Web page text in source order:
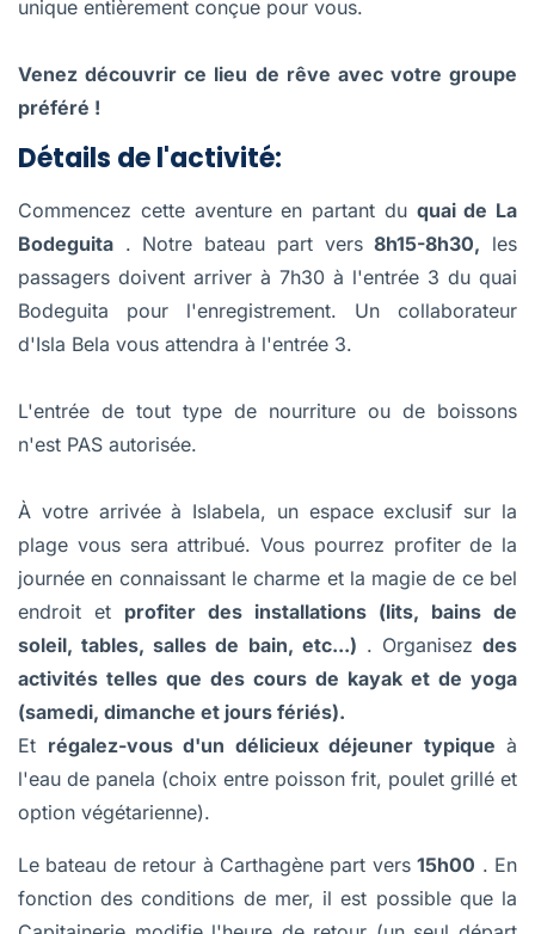
unique entièrement conçue pour vous.
Venez découvrir ce lieu de rêve avec votre groupe
préféré !
Détails de l'activité:
Commencez cette aventure en partant du quai de La
Bodeguita . Notre bateau part vers8h15-8h30, les
passagers doivent arriver à 7h30 à l'entrée 3 du quai
Bodeguita pour l'enregistrement. Un collaborateur
d'Isla Bela vous attendra à l'entrée 3.
L'entrée de tout type de nourriture ou de boissons
n'est PAS autorisée.
À votre arrivée à Islabela, un espace exclusif sur la
plage vous sera attribué. Vous pourrez profiter de la
journée en connaissant le charme et la magie de ce bel
endroit et profiter des installations (lits, bains de
soleil, tables, salles de bain, etc...) . Organisez des
activités telles que des cours de kayak et de yoga
(samedi, dimanche et jours fériés).
Et régalez-vous d'un délicieux déjeuner typique à
l'eau de panela (choix entre poisson frit, poulet grillé et
option végétarienne).
Le bateau de retour à Carthagène part vers15h00 . En
fonction des conditions de mer, il est possible que la